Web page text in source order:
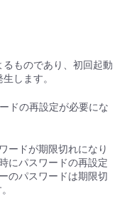
ものであり、初回起動
します。
ドの再設定が必要にな
ードが期限切れになり
にパスワードの再設定
のパスワードは期限切